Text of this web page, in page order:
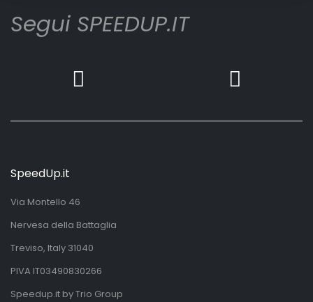
Segui SPEEDUP.IT
SpeedUp.it
Via Montello 46
Nervesa della Battaglia
Treviso, Italy 31040
PIVA IT03490830266
Speedup.it by Trio Group